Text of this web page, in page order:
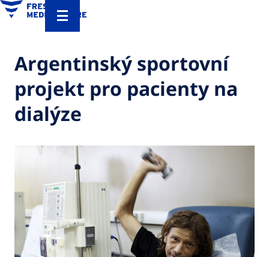
Argentinský sportovní
projekt pro pacienty na
dialýze